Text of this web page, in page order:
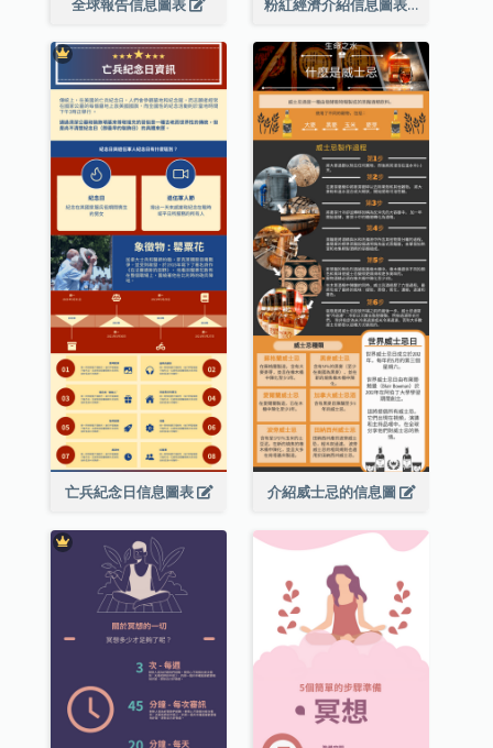
全球報告信息圖表 粉紅經濟介紹信息圖表
亡兵紀念日信息圖表 介紹威士忌的信息圖